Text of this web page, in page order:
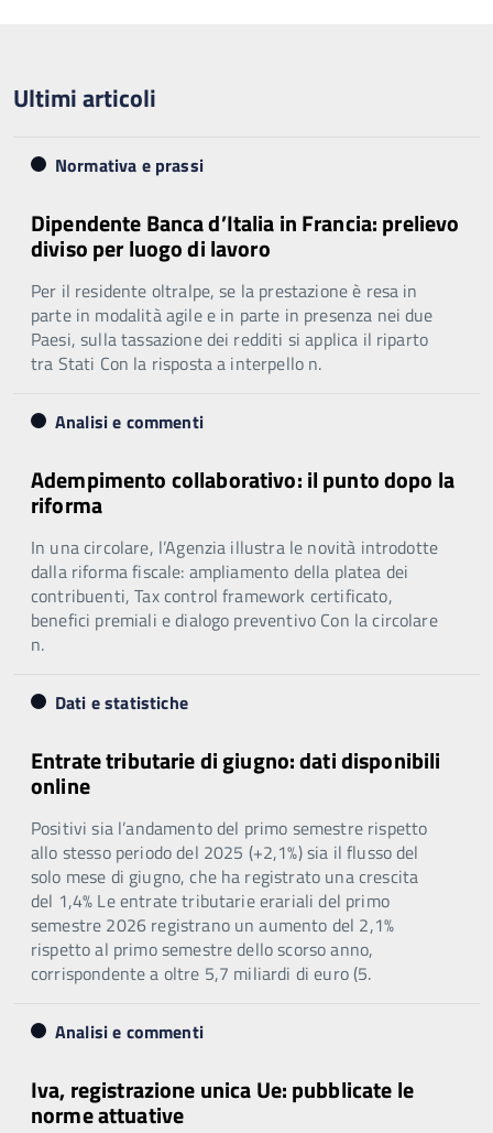
Ultimi articoli
Normativa e prassi
Dipendente Banca d’Italia in Francia: prelievo
diviso per luogo di lavoro
Per il residente oltralpe, se la prestazione è resa in
parte in modalità agile e in parte in presenza nei due
Paesi, sulla tassazione dei redditi si applica il riparto
tra Stati Con la risposta a interpello n.
Analisi e commenti
Adempimento collaborativo: il punto dopo la
riforma
In una circolare, l’Agenzia illustra le novità introdotte
dalla riforma fiscale: ampliamento della platea dei
contribuenti, Tax control framework certificato,
benefici premiali e dialogo preventivo Con la circolare
n.
Dati e statistiche
Entrate tributarie di giugno: dati disponibili
online
Positivi sia l’andamento del primo semestre rispetto
allo stesso periodo del 2025 (+2,1%) sia il flusso del
solo mese di giugno, che ha registrato una crescita
del 1,4% Le entrate tributarie erariali del primo
semestre 2026 registrano un aumento del 2,1%
rispetto al primo semestre dello scorso anno,
corrispondente a oltre 5,7 miliardi di euro (5.
Analisi e commenti
Iva, registrazione unica Ue: pubblicate le
norme attuative